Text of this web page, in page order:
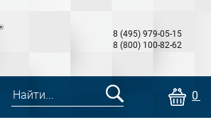
8 (495) 979-05-15
8 (800) 100-82-62
0